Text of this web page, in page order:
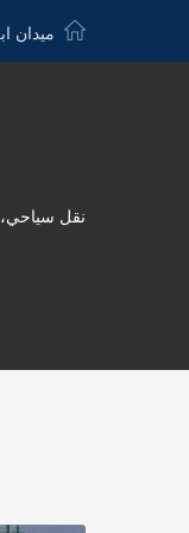
ميدان
نقل